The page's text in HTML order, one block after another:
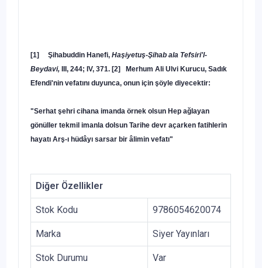
[1] Şihabuddin Hanefi, Haşiyetuş-Şihab ala Tefsiri'l-
Beydavi, III, 244; IV, 371. [2] Merhum Ali Ulvi Kurucu, Sadık
Efendi'nin vefatını duyunca, onun için şöyle diyecektir:
"Serhat şehri cihana imanda örnek olsun Hep ağlayan
gönüller tekmil imanla dolsun Tarihe devr açarken fatihlerin
hayatı Arş-ı hüdâyı sarsar bir âlimin vefatı"
Diğer Özellikler
Stok Kodu 9786054620074
Marka Siyer Yayınları
Stok Durumu Var